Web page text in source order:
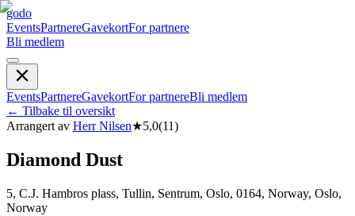
godo
EventsPartnereGavekortFor partnere
Bli medlem
EventsPartnereGavekortFor partnereBli medlem
← Tilbake til oversikt
Arrangert av Herr Nilsen★5,0(11)
Diamond Dust
5, C.J. Hambros plass, Tullin, Sentrum, Oslo, 0164, Norway, Oslo,
Norway